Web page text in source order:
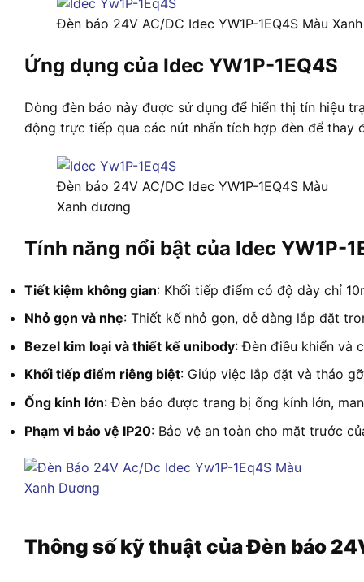
Đèn báo 24V AC/DC Idec YW1P-1EQ4S Màu
Ứng dụng của Idec YW1P-1EQ4S
Dòng đèn báo này được sử dụng để hiển thị tín hiệu
động trực tiếp qua các nút nhấn tích hợp đèn để thay
Đèn báo 24V AC/DC Idec YW1P-1EQ4S Màu
Xanh dương
Tính năng nổi bật của Idec YW1P-
Tiết kiệm không gian: Khối tiếp điểm có độ dày chỉ
Nhỏ gọn và nhẹ: Thiết kế nhỏ gọn, dễ dàng lắp đặt
Bezel kim loại và thiết kế unibody: Đèn điều khiển và
Khối tiếp điểm riêng biệt: Giúp việc lắp đặt và tháo
Ống kính lớn: Đèn báo được trang bị ống kính lớn,
Phạm vi bảo vệ IP20: Bảo vệ an toàn cho mặt trước
Thông số kỹ thuật của Đèn báo